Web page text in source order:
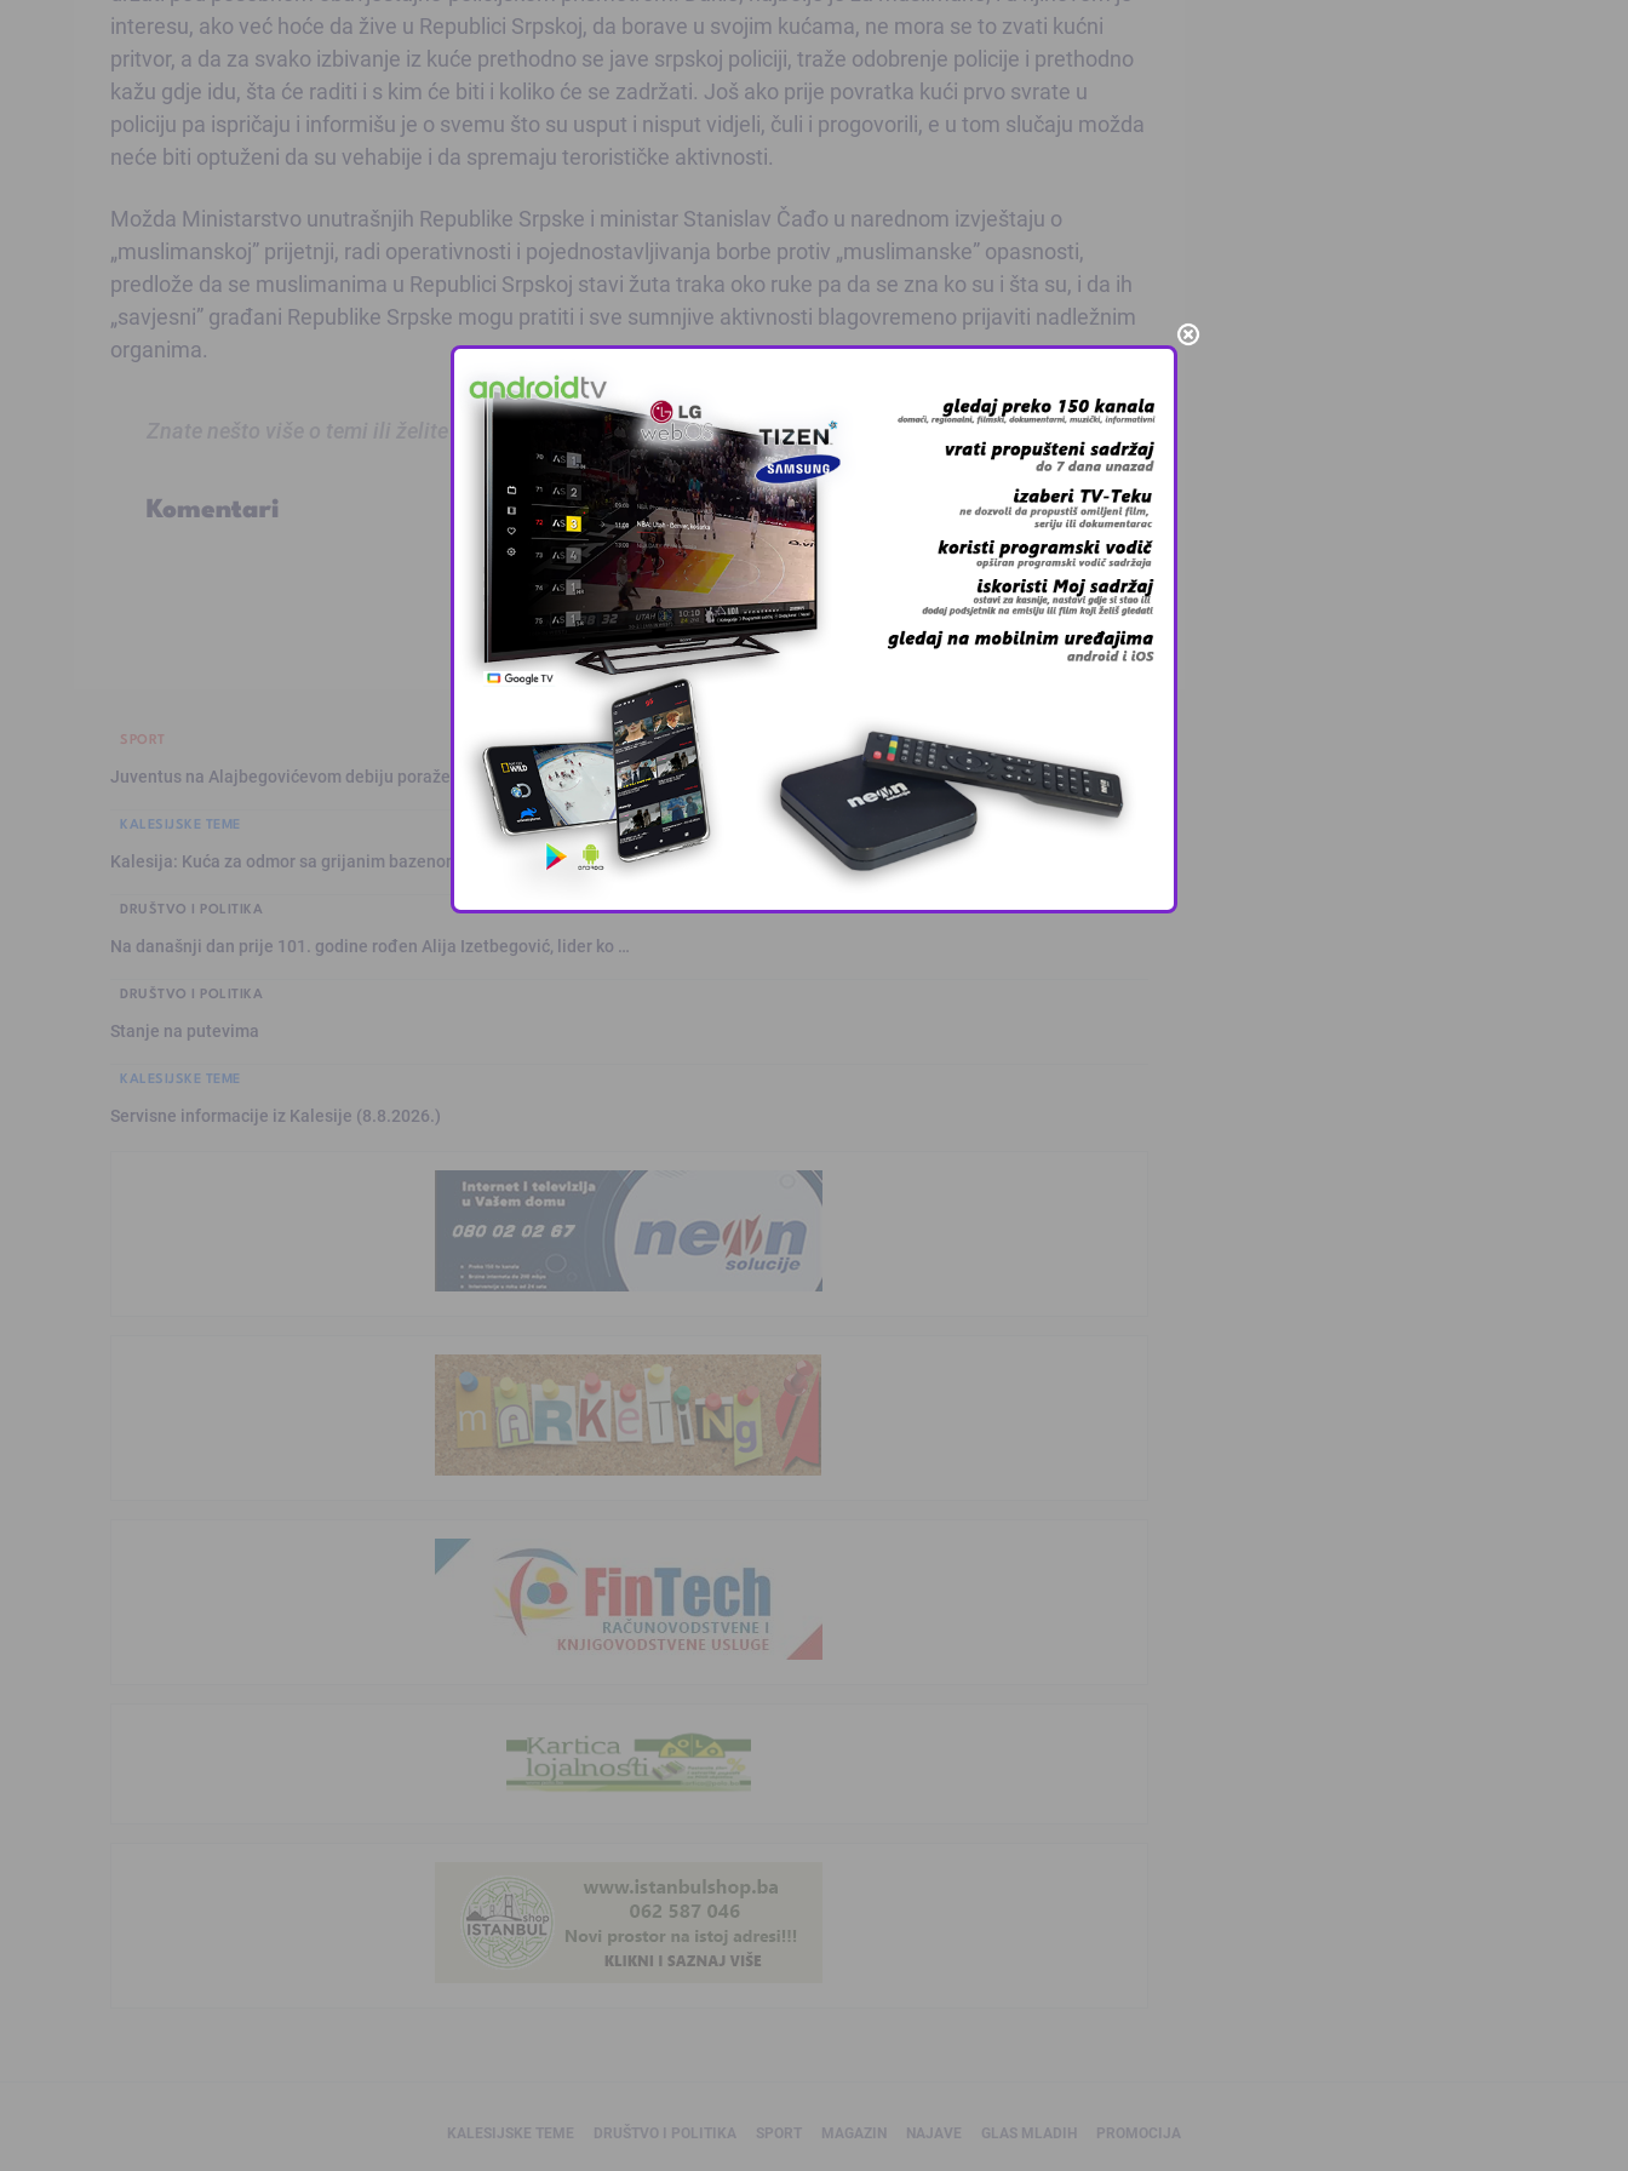
interesu, ako već hoće da žive u Republici Srpskoj, da borave u svojim kućama, ne mora se to zvati kućni
pritvor, a da za svako izbivanje iz kuće prethodno se jave srpskoj policiji, traže odobrenje policije i prethodno
kažu gdje idu, šta će raditi i s kim će biti i koliko će se zadržati. Još ako prije povratka kući prvo svrate u
policiju pa ispričaju i informišu je o svemu što su usput i nisput vidjeli, čuli i progovorili, e u tom slučaju možda
neće biti optuženi da su vehabije i da spremaju terorističke aktivnosti.
Možda Ministarstvo unutrašnjih Republike Srpske i ministar Stanislav Čađo u narednom izvještaju o
„muslimanskoj” prijetnji, radi operativnosti i pojednostavljivanja borbe protiv „muslimanske” opasnosti,
predlože da se muslimanima u Republici Srpskoj stavi žuta traka oko ruke pa da se zna ko su i šta su, i da ih
„savjesni” građani Republike Srpske mogu pratiti i sve sumnjive aktivnosti blagovremeno prijaviti nadležnim
organima.
Znate nešto više o temi ili želite prijaviti grešku u tekstu?
Komentari
SPORT
Juventus na Alajbegovićevom debiju poražen od Intera, Zmaj učestvov …
KALESIJSKE TEME
Kalesija: Kuća za odmor sa grijanim bazenom
DRUŠTVO I POLITIKA
Na današnji dan prije 101. godine rođen Alija Izetbegović, lider ko …
DRUŠTVO I POLITIKA
Stanje na putevima
KALESIJSKE TEME
Servisne informacije iz Kalesije (8.8.2026.)
KALESIJSKE TEME DRUŠTVO I POLITIKA SPORT MAGAZIN NAJAVE GLAS MLADIH PROMOCIJA